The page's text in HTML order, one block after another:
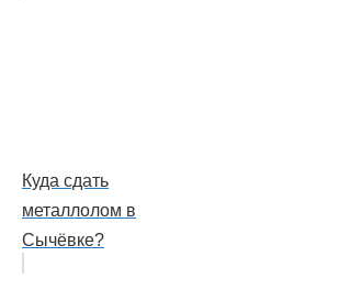
Куда сдать
металлолом в
Сычёвке?